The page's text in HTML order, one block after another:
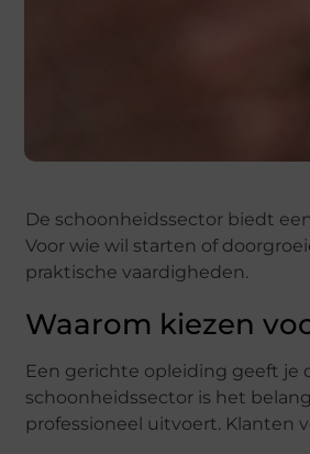
De schoonheidssector biedt
Voor wie wil starten of
praktische vaardigheden.
Waarom kiezen
Een gerichte opleiding geeft je
schoonheidssector is het
professioneel uitvoert. Klanten